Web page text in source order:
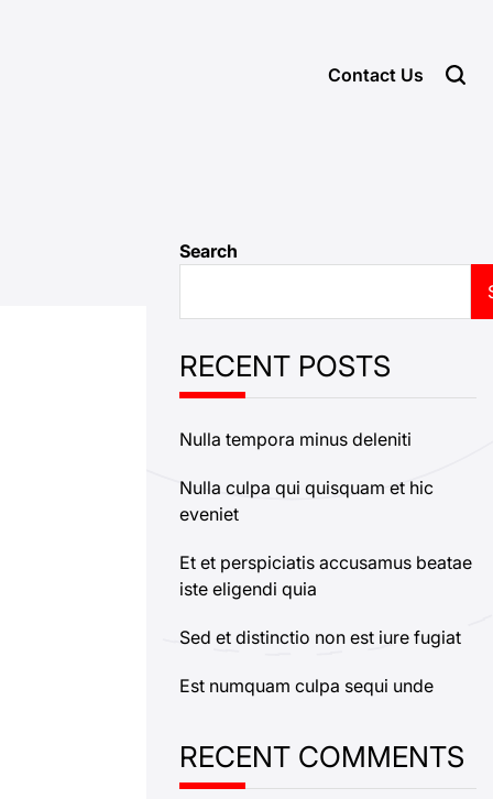
Contact Us
Search
RECENT POSTS
Nulla tempora minus deleniti
Nulla culpa qui quisquam et hic
eveniet
Et et perspiciatis accusamus beatae
iste eligendi quia
Sed et distinctio non est iure fugiat
Est numquam culpa sequi unde
RECENT COMMENTS